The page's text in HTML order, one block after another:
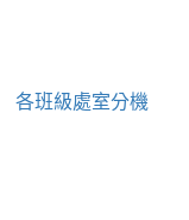
各班級處室分機